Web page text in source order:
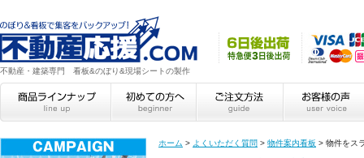
不動産・建築専門 看板&のぼり&現場シートの製作
ホーム > よくいただく質問 > 物件案内看板 > 物件をス